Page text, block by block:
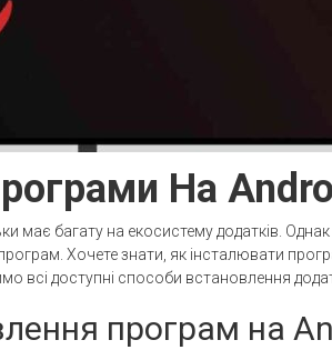
На
має багату на екосистему додатків.
Хочете знати, як інсталювати
доступні способи встановлення
програм на